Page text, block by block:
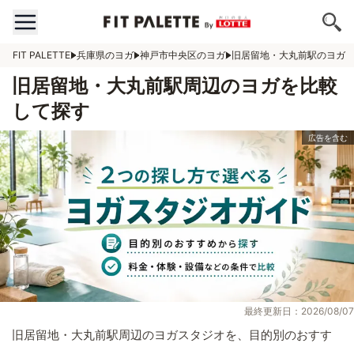
FIT PALETTE 兵庫県のヨガ 神戸市中央区のヨガ 旧居留地・大丸前駅のヨガ
旧居留地・大丸前駅周辺のヨガを比較
して探す
最終更新日：2026/08/07
旧居留地・大丸前駅周辺のヨガスタジオを、目的別のおすす